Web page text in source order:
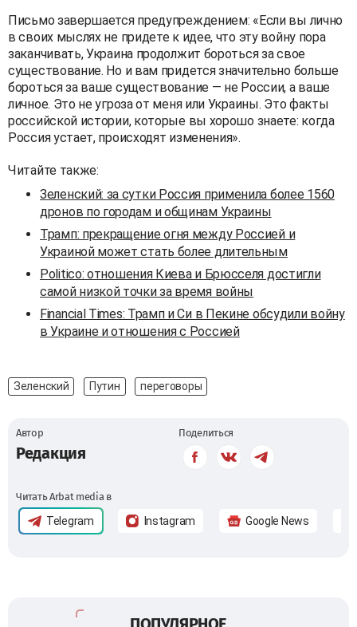
Письмо завершается предупреждением: «Если вы лично
в своих мыслях не придете к идее, что эту войну пора
заканчивать, Украина продолжит бороться за свое
существование. Но и вам придется значительно больше
бороться за ваше существование — не России, а ваше
личное. Это не угроза от меня или Украины. Это факты
российской истории, которые вы хорошо знаете: когда
Россия устает, происходят изменения».
Читайте также:
Зеленский: за сутки Россия применила более 1560
дронов по городам и общинам Украины
Трамп: прекращение огня между Россией и
Украиной может стать более длительным
Politico: отношения Киева и Брюсселя достигли
самой низкой точки за время войны
Financial Times: Трамп и Си в Пекине обсудили войну
в Украине и отношения с Россией
Зеленский Путин переговоры
Автор
Редакция
Поделиться
Читать Arbat media в
Telegram Instagram Google News